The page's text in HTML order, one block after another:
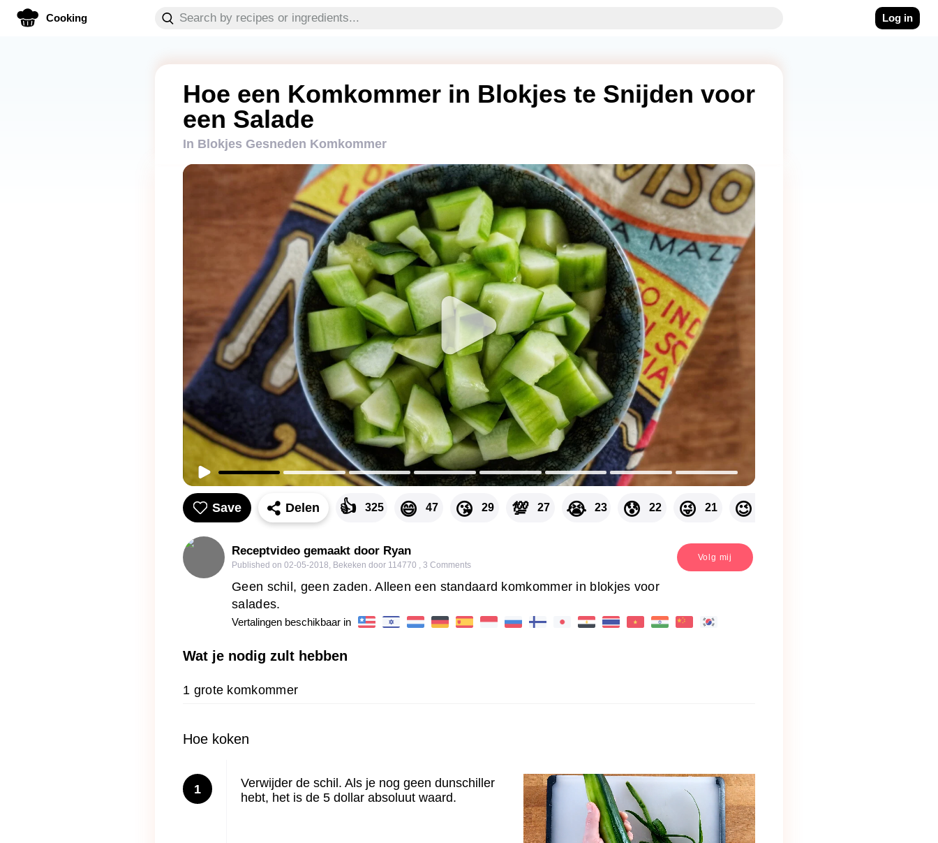
Cooking Log in
Hoe een Komkommer in Blokjes te Snijden voor
een Salade
In Blokjes Gesneden Komkommer
Save Delen 👍 325 😄 47 😘 29 💯 27 😭 23 😰 22 😜 21 😉
Receptvideo gemaakt door Ryan
Published on 02-05-2018, Bekeken door 114770 , 3 Comments
Volg mij
Geen schil, geen zaden. Alleen een standaard komkommer in blokjes voor
salades.
Vertalingen beschikbaar in
Wat je nodig zult hebben
1 grote komkommer
Hoe koken
1
Verwijder de schil. Als je nog geen dunschiller
hebt, het is de 5 dollar absoluut waard.